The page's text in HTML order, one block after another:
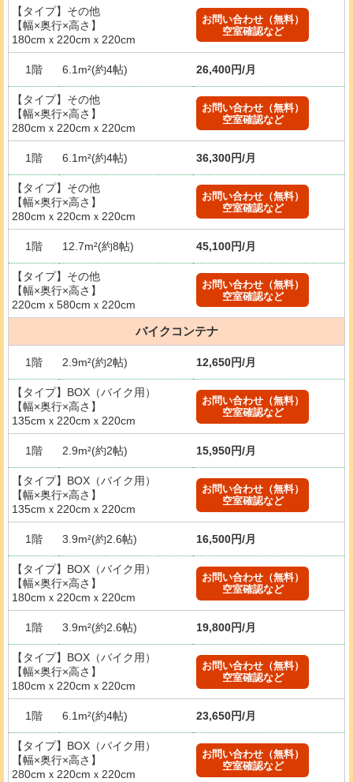
【タイプ】その他
【幅×奥行×高さ】
180cmｘ220cmｘ220cm
お問い合わせ（無料）
空室確認など
1階 6.1m²(約4帖) 26,400円/月
【タイプ】その他
【幅×奥行×高さ】
280cmｘ220cmｘ220cm
お問い合わせ（無料）
空室確認など
1階 6.1m²(約4帖) 36,300円/月
【タイプ】その他
【幅×奥行×高さ】
280cmｘ220cmｘ220cm
お問い合わせ（無料）
空室確認など
1階 12.7m²(約8帖) 45,100円/月
【タイプ】その他
【幅×奥行×高さ】
220cmｘ580cmｘ220cm
お問い合わせ（無料）
空室確認など
バイクコンテナ
1階 2.9m²(約2帖) 12,650円/月
【タイプ】BOX（バイク用）
【幅×奥行×高さ】
135cmｘ220cmｘ220cm
お問い合わせ（無料）
空室確認など
1階 2.9m²(約2帖) 15,950円/月
【タイプ】BOX（バイク用）
【幅×奥行×高さ】
135cmｘ220cmｘ220cm
お問い合わせ（無料）
空室確認など
1階 3.9m²(約2.6帖) 16,500円/月
【タイプ】BOX（バイク用）
【幅×奥行×高さ】
180cmｘ220cmｘ220cm
お問い合わせ（無料）
空室確認など
1階 3.9m²(約2.6帖) 19,800円/月
【タイプ】BOX（バイク用）
【幅×奥行×高さ】
180cmｘ220cmｘ220cm
お問い合わせ（無料）
空室確認など
1階 6.1m²(約4帖) 23,650円/月
【タイプ】BOX（バイク用）
【幅×奥行×高さ】
280cmｘ220cmｘ220cm
お問い合わせ（無料）
空室確認など